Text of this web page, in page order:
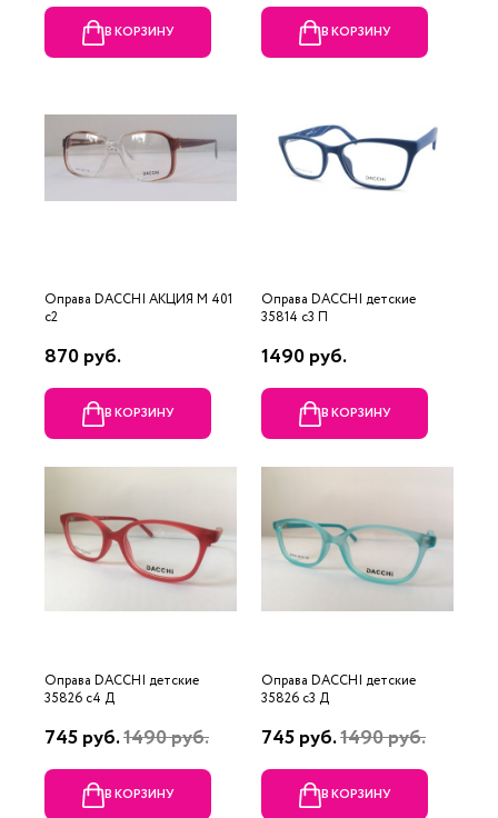
В КОРЗИНУ В КОРЗИНУ
Оправа DACCHI АКЦИЯ М 401
c2
870 руб.
В КОРЗИНУ
Оправа DACCHI детские
35814 c3 П
1490 руб.
В КОРЗИНУ
Оправа DACCHI детские
35826 c4 Д
745 руб.1490 руб.
В КОРЗИНУ
Оправа DACCHI детские
35826 c3 Д
745 руб.1490 руб.
В КОРЗИНУ